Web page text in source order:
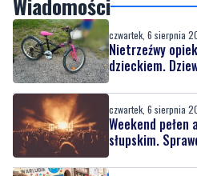
Wiadomości
czwartek, 6 sierpnia
Nietrzeźwy
dzieckiem.
czwartek, 6 sierpnia
Weekend
słupskim.